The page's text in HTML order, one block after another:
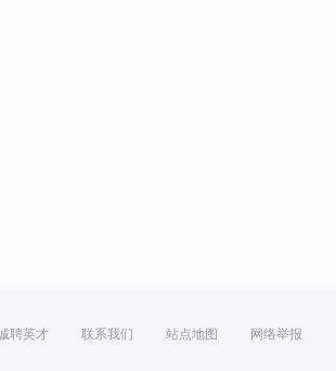
聘英才 联系我们 站点地图 网络举报